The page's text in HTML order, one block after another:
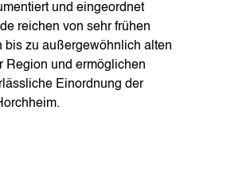
und eingeordnet
reichen von sehr frühen
bis zu außergewöhnlich alten
Region und ermöglichen
Einordnung der